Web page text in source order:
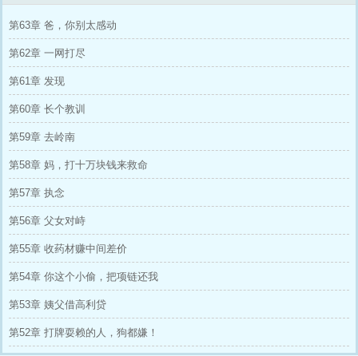
是成仙飞升，我该朝那个方向拜？在线等，
第63章 爸，你别太感动
第62章 一网打尽
第61章 发现
第60章 长个教训
第59章 去岭南
第58章 妈，打十万块钱来救命
第57章 执念
第56章 父女对峙
第55章 收药材赚中间差价
第54章 你这个小偷，把项链还我
第53章 姨父借高利贷
第52章 打牌耍赖的人，狗都嫌！